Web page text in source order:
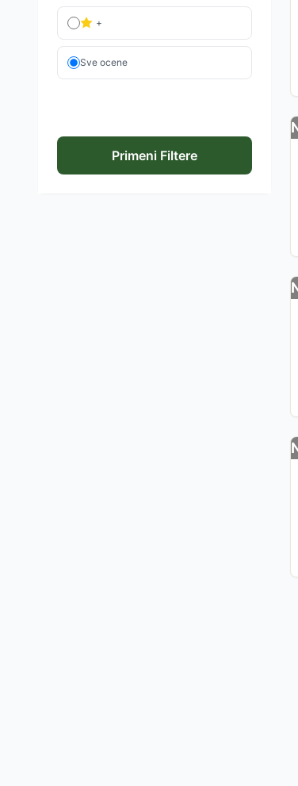
+
Sve ocene
Primeni Filtere